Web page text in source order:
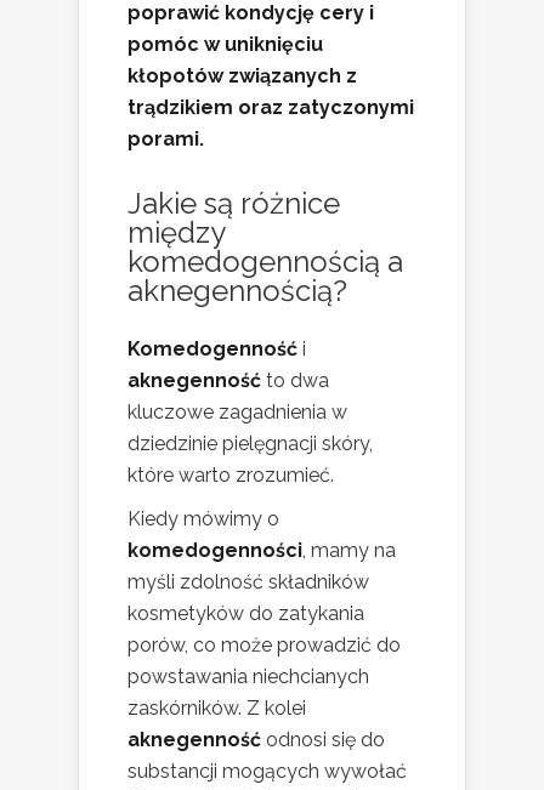
poprawić kondycję cery i
pomóc w uniknięciu
kłopotów związanych z
trądzikiem oraz zatyczonymi
porami.
Jakie są różnice
między
komedogennością a
aknegennością?
Komedogenność i
aknegenność to dwa
kluczowe zagadnienia w
dziedzinie pielęgnacji skóry,
które warto zrozumieć.
Kiedy mówimy o
komedogenności, mamy na
myśli zdolność składników
kosmetyków do zatykania
porów, co może prowadzić do
powstawania niechcianych
zaskórników. Z kolei
aknegenność odnosi się do
substancji mogących wywołać